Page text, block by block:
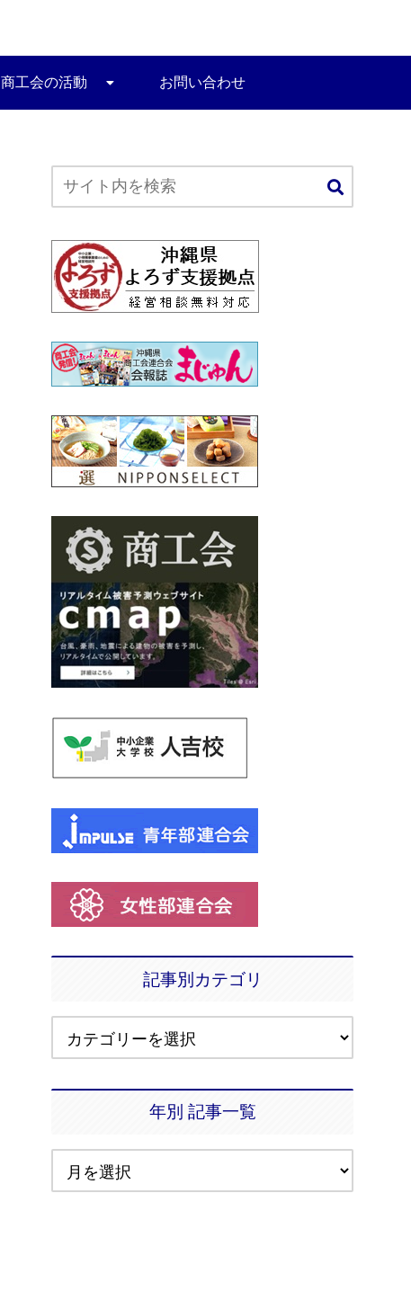
商工会の活動 お問い合わせ
記事別カテゴリ
年別 記事一覧